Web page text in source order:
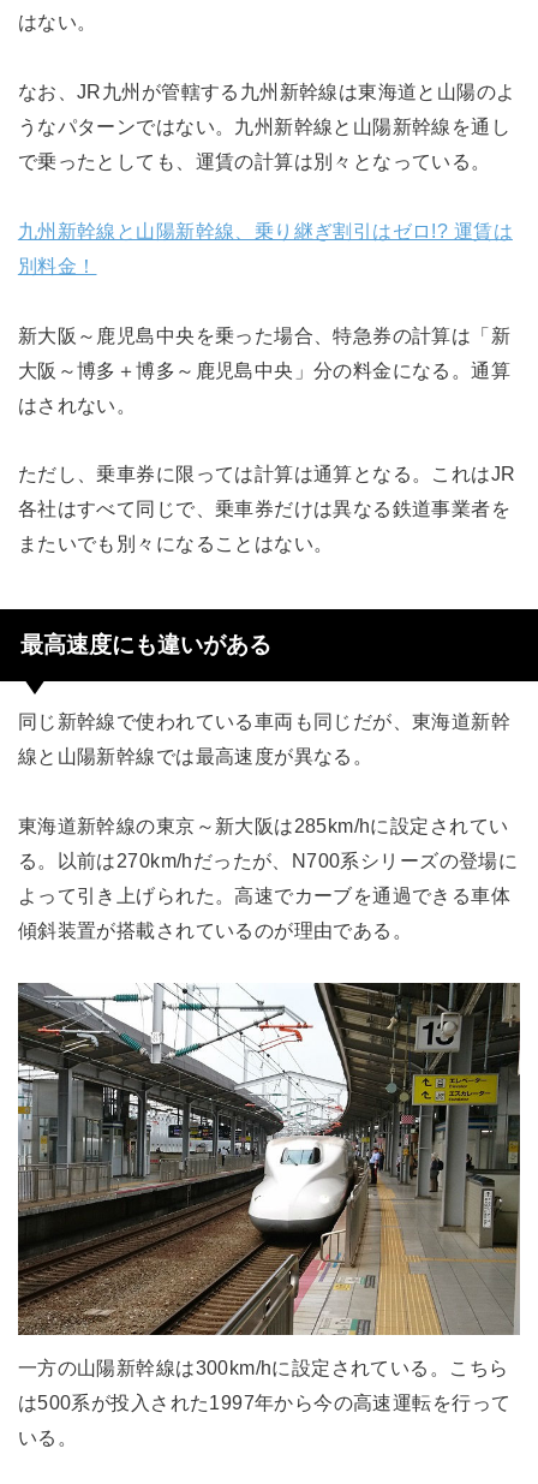
はない。
なお、JR九州が管轄する九州新幹線は東海道と山陽のよ
うなパターンではない。九州新幹線と山陽新幹線を通し
で乗ったとしても、運賃の計算は別々となっている。
九州新幹線と山陽新幹線、乗り継ぎ割引はゼロ!? 運賃は
別料金！
新大阪～鹿児島中央を乗った場合、特急券の計算は「新
大阪～博多＋博多～鹿児島中央」分の料金になる。通算
はされない。
ただし、乗車券に限っては計算は通算となる。これはJR
各社はすべて同じで、乗車券だけは異なる鉄道事業者を
またいでも別々になることはない。
最高速度にも違いがある
同じ新幹線で使われている車両も同じだが、東海道新幹
線と山陽新幹線では最高速度が異なる。
東海道新幹線の東京～新大阪は285km/hに設定されてい
る。以前は270km/hだったが、N700系シリーズの登場に
よって引き上げられた。高速でカーブを通過できる車体
傾斜装置が搭載されているのが理由である。
一方の山陽新幹線は300km/hに設定されている。こちら
は500系が投入された1997年から今の高速運転を行って
いる。